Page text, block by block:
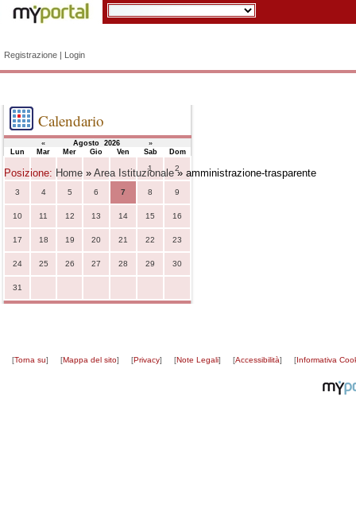
Posizione: Home » Area Istituzionale» amministrazione-trasparente
Registrazione | Login
Calendario
« Agosto 2026
»
Lun
Mar Mer Gio Ven Sab
Dom
1
2
3 4 5 6 7 8 9
10 11 12 13 14 15 16
17 18 19 20 21 22 23
24 25 26 27 28 29 30
31
[Torna su] [Mappa del sito] [Privacy] [Note Legali] [Accessibilità] [Informativa